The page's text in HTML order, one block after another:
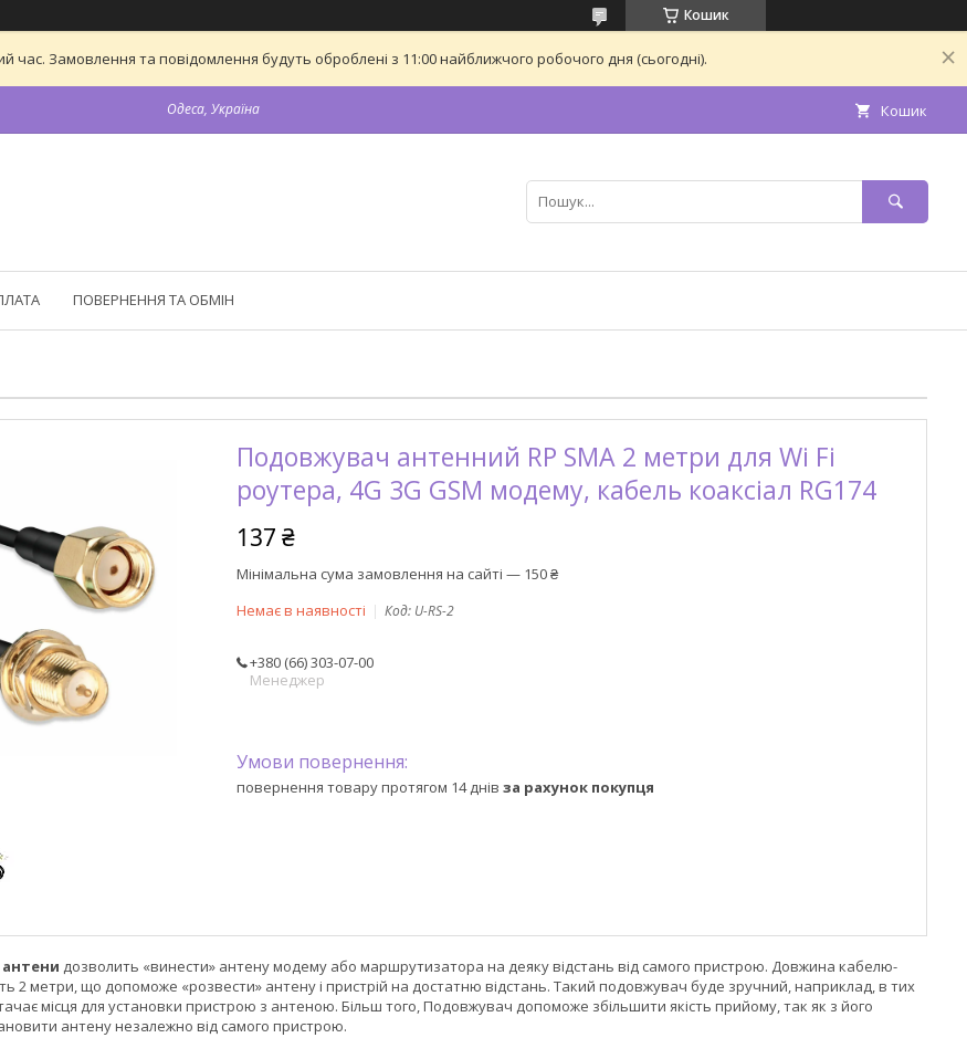
Кошик
час. Замовлення та повідомлення будуть оброблені з 11:00 найближчого робочого дня (сьогодні).
Одеса, Україна Кошик
ПОВЕРНЕННЯ ТА ОБМІН
Подовжувач антенний RP SMA 2 метри для Wi Fi
роутера, 4G 3G GSM модему, кабель коаксіал RG174
137 ₴
Мінімальна сума замовлення на сайті — 150 ₴
Немає в наявності
Код: U-RS-2
+380 (66) 303-07-00
Менеджер
повернення товару протягом 14 днів за рахунок покупця
дозволить «винести» антену модему або маршрутизатора на деяку відстань від самого пристрою. Довжина кабелю-
2 метри, що допоможе «розвести» антену і пристрій на достатню відстань. Такий подовжувач буде зручний, наприклад, в тих
місця для установки пристрою з антеною. Більш того, Подовжувач допоможе збільшити якість прийому, так як з його
антену незалежно від самого пристрою.